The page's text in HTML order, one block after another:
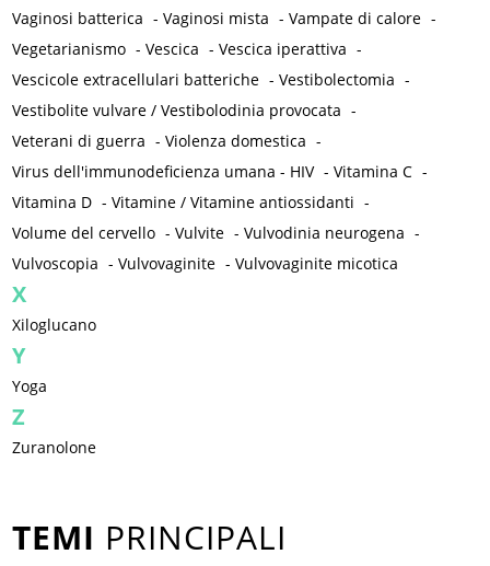
Vaginosi batterica -Vaginosi mista -Vampate di calore -
Vegetarianismo -Vescica -Vescica iperattiva -
Vescicole extracellulari batteriche -Vestibolectomia -
Vestibolite vulvare / Vestibolodinia provocata -
Veterani di guerra -Violenza domestica -
Virus dell'immunodeficienza umana - HIV -Vitamina C -
Vitamina D -Vitamine / Vitamine antiossidanti -
Volume del cervello -Vulvite -Vulvodinia neurogena -
Vulvoscopia -Vulvovaginite -Vulvovaginite micotica
X
Xiloglucano
Y
Yoga
Z
Zuranolone
TEMI PRINCIPALI